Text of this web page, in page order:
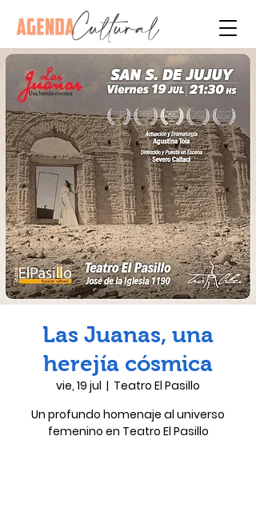
Las Juanas, una
herejía cósmica
vie, 19 jul
  |
Teatro El Pasillo
Un profundo homenaje al universo
femenino en Teatro El Pasillo